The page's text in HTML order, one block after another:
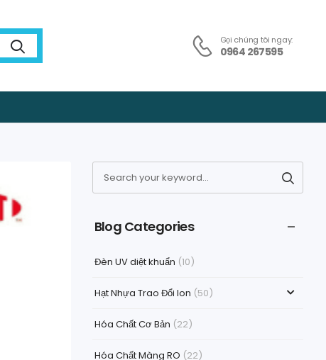
Gọi chúng tôi ngay:
0964 267595
Blog Categories
Đèn UV diệt khuẩn (10)
Hạt Nhựa Trao Đổi Ion (50)
Hóa Chất Cơ Bản (22)
Hóa Chất Màng RO (22)